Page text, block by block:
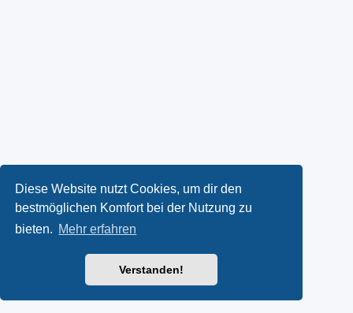
Diese Website nutzt Cookies, um dir den
bestmöglichen Komfort bei der Nutzung zu
bieten. Mehr erfahren
Verstanden!